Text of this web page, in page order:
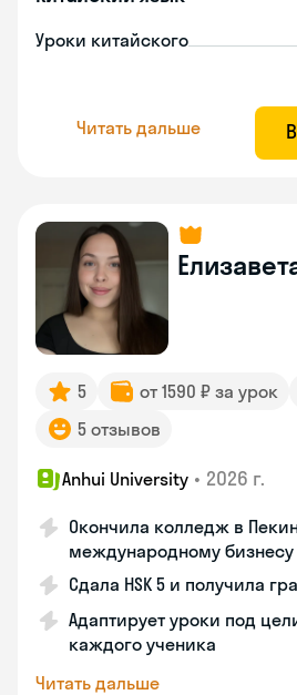
Уроки китайского
Читать дальше
5 от 1590 ₽ за урок
5 отзывов
Anhui University • 2026 г.
Окончила колледж в
международному бизнесу
Сдала HSK 5 и получила
Адаптирует уроки под
каждого ученика
Читать дальше